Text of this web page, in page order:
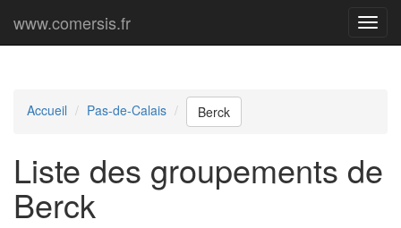
Menu
www.comersis.fr
Accueil Pas-de-Calais Berck
Liste des groupements de
Berck